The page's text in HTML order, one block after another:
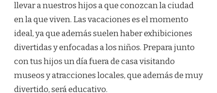
llevar a nuestros hijos a que conozcan la ciudad
en la que viven. Las vacaciones es el momento
ideal, ya que además suelen haber exhibiciones
divertidas y enfocadas a los niños. Prepara junto
con tus hijos un día fuera de casa visitando
museos y atracciones locales, que además de muy
divertido, será educativo.